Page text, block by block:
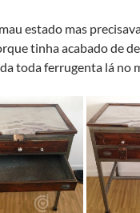
estado mas
tinha acabado de
toda ferrugenta lá no